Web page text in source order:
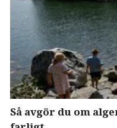
Så avgör du om